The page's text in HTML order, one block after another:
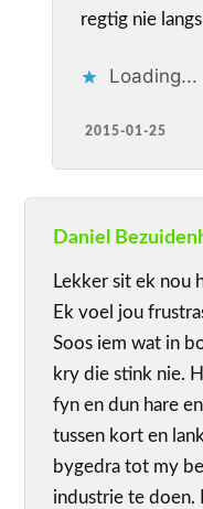
regtig nie
Loading...
2015-01-25
Daniel
Lekker sit ek nou
Ek voel jou
Soos iem wat in
kry die stink nie.
fyn en dun hare
tussen kort en
bygedra tot my
industrie te doen.